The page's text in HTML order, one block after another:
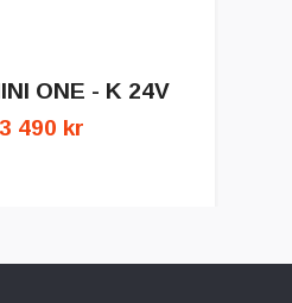
ONE - K 24V
3 490 kr